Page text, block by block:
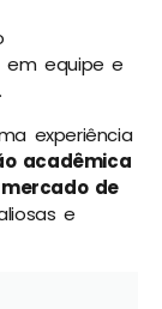
em equipe e
experiência
acadêmica
de
e